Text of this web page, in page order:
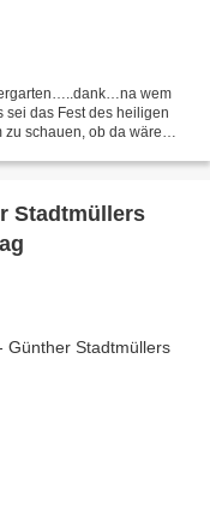
wem
das Fest des heiligen
zu schauen, ob da wäre